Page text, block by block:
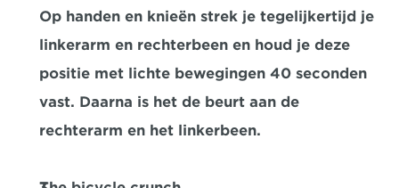
Op handen en knieën strek je tegelijkertijd je
linkerarm en rechterbeen en houd je deze
positie met lichte bewegingen 40 seconden
vast. Daarna is het de beurt aan de
rechterarm en het linkerbeen.